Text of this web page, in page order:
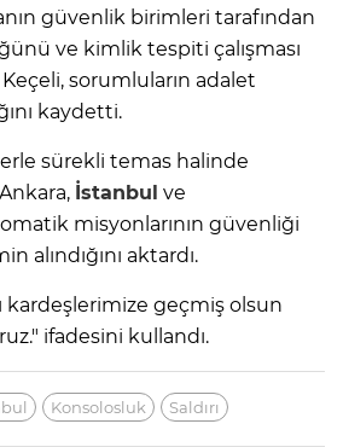
güvenlik birimleri tarafından
ve kimlik tespiti çalışması
Keçeli, sorumluların adalet
kaydetti.
sürekli temas halinde
Ankara, İstanbul ve
misyonlarının güvenliği
alındığını aktardı.
kardeşlerimize geçmiş olsun
ifadesini kullandı.
Konsolosluk Saldırı